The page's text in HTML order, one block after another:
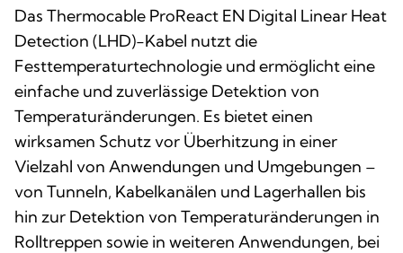
Das Thermocable ProReact EN Digital Linear Heat
Detection (LHD)-Kabel nutzt die
Festtemperaturtechnologie und ermöglicht eine
einfache und zuverlässige Detektion von
Temperaturänderungen. Es bietet einen
wirksamen Schutz vor Überhitzung in einer
Vielzahl von Anwendungen und Umgebungen –
von Tunneln, Kabelkanälen und Lagerhallen bis
hin zur Detektion von Temperaturänderungen in
Rolltreppen sowie in weiteren Anwendungen, bei